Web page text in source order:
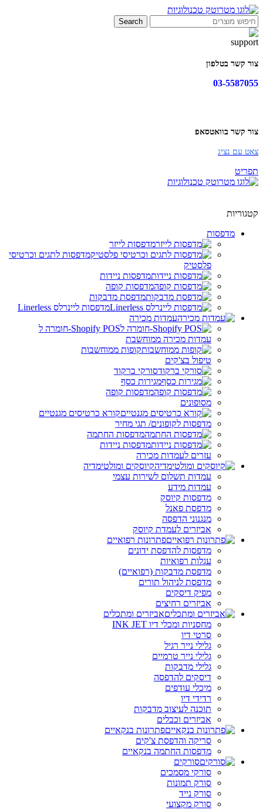
Search
צור קשר בטלפון
03-5587055
צור קשר בוואטסאפ
צאט עם נציג
תפריט
קטגוריות
מדפסות
מדפסות לייזר
מדפסות לתגים וכרטיסי
פלסטיק
מדפסות ניידות
מדפסות קופה
מדפסת מדבקות
מדפסות ליינרלס Linerless
עמדות מכירה
Shopify POS-חומרה ל
עמדות מכירה ממוחשבת
קופות ממוחשבות
טיפול בצ'קים
סורקי ברקוד
מגירות כסף
מדפסות קופה
מסופונים
קורא כרטיסים מגנטיים
מדפסות לקופונים/ תגי מחיר
מדפסות החתמה
מדפסות ניידות
עזרים לעמדות מכירה
קיוסקים ומולטימדיה
עמדות תשלום לשירות עצמי
עמדות מידע
מדפסות קיוסק
מדפסת פאנל
מנגנוני הדפסה
אביזרים לעמדת קיוסק
פתרונות רפואיים
מדפסות להדפסת ידונים
עגלות רפואיות
מדפסת מדבקות (רפואיים)
מדפסת לניהול תורים
מפיק דיסקים
אביזרים רחיצים
אביזרים ומתכלים
מחסניות ומכלי דיו INK JET
סרטי דיו
גלילי נייר רגיל
גלילי נייר טרמיים
גלילי מדבקות
דיסקים להדפסה
מיכלי עודפים
רדידי דיו
תוכנה לעיצוב מדבקות
אביזרים וכבלים
פתרונות בנקאיים
סריקה והדפסת צ'קים
מדפסות החתמה בנקאיים
סורקים
סורקי מסמכים
סורק תמונות
סורק נייד
סורק מקצועי